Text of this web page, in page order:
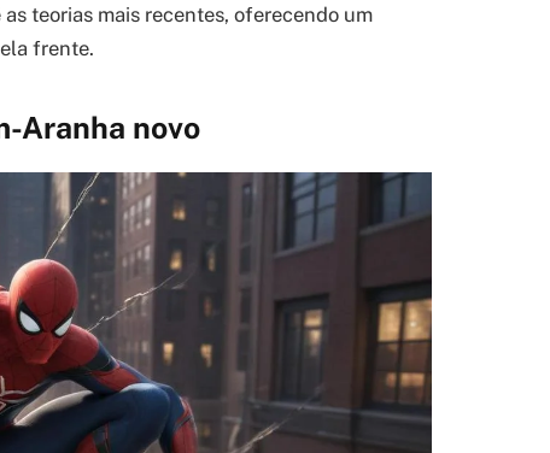
teorias mais recentes, oferecendo um
frente.
Aranha novo